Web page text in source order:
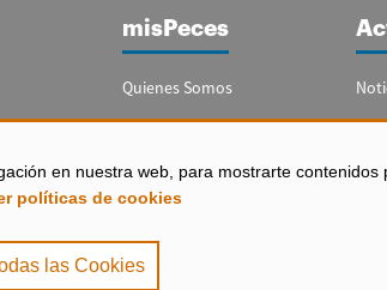
en nuestra web, para mostrarte
políticas de cookies
las Cookies
misPeces
Quienes Somos
Publicidad
Contacto
Configurar Cookies